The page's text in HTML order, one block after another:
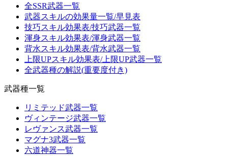
全SSR武器一覧
武器スキルの効果量一覧/早見表
技巧スキル効果表/技巧武器一覧
渾身スキル効果表/渾身武器一覧
背水スキル効果表/背水武器一覧
上限UPスキル効果表/上限UP武器一覧
全武器種の解説(重要度付き)
武器種一覧
リミテッド武器一覧
ヴィンテージ武器一覧
レヴァンス武器一覧
マグナ3武器一覧
六道神器一覧